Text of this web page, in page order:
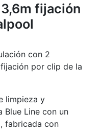
fijación
con 2
por clip de la
limpieza y
Blue Line con un
fabricada con